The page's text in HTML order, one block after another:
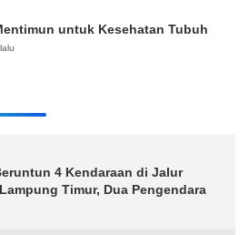
untuk Kesehatan Tubuh
4 Kendaraan di Jalur
Timur, Dua Pengendara